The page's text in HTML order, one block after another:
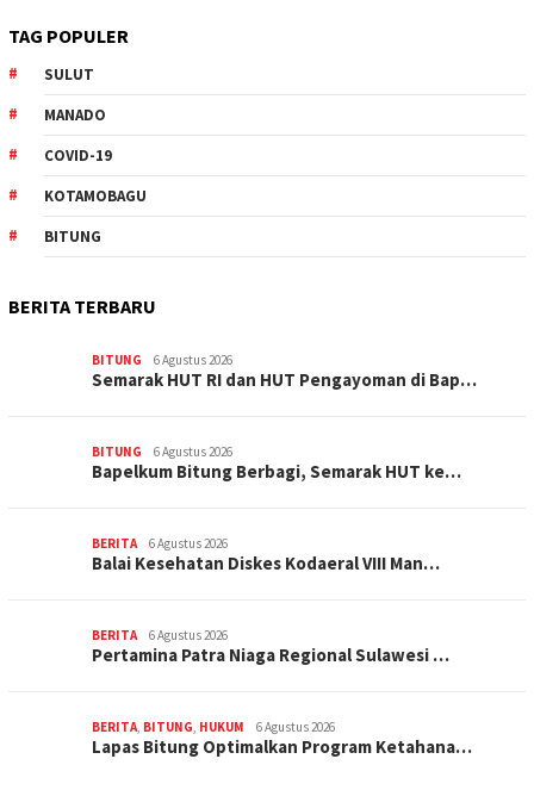
TAG POPULER
SULUT
MANADO
COVID-19
KOTAMOBAGU
BITUNG
BERITA TERBARU
BITUNG 6 Agustus 2026
Semarak HUT RI dan HUT Pengayoman di Bap…
BITUNG 6 Agustus 2026
‎Bapelkum Bitung Berbagi, Semarak HUT ke…
BERITA 6 Agustus 2026
Balai Kesehatan Diskes Kodaeral VIII Man…
BERITA 6 Agustus 2026
Pertamina Patra Niaga Regional Sulawesi …
BERITA BITUNG HUKUM 6 Agustus 2026
Lapas Bitung Optimalkan Program Ketahana…